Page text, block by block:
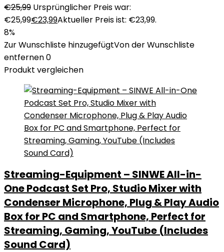
€25,99 Ursprünglicher Preis war:
€25,99€23,99Aktueller Preis ist: €23,99.
8%
Zur Wunschliste hinzugefügtVon der Wunschliste
entfernen0
Produkt vergleichen
Streaming-Equipment – SINWE All-in-
One Podcast Set Pro, Studio Mixer with
Condenser Microphone, Plug & Play Audio
Box for PC and Smartphone, Perfect for
Streaming, Gaming, YouTube (Includes
Sound Card)